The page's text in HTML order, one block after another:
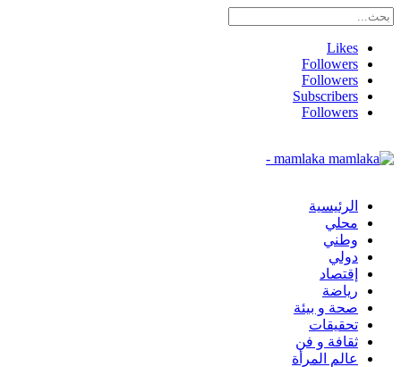
Likes
Followers
Followers
Subscribers
Followers
mamlaka -
الرئيسية
محلي
وطني
دولي
إقتصاد
رياضة
صحة و بيئة
تحقيقات
ثقافة و فن
عالم المرأة